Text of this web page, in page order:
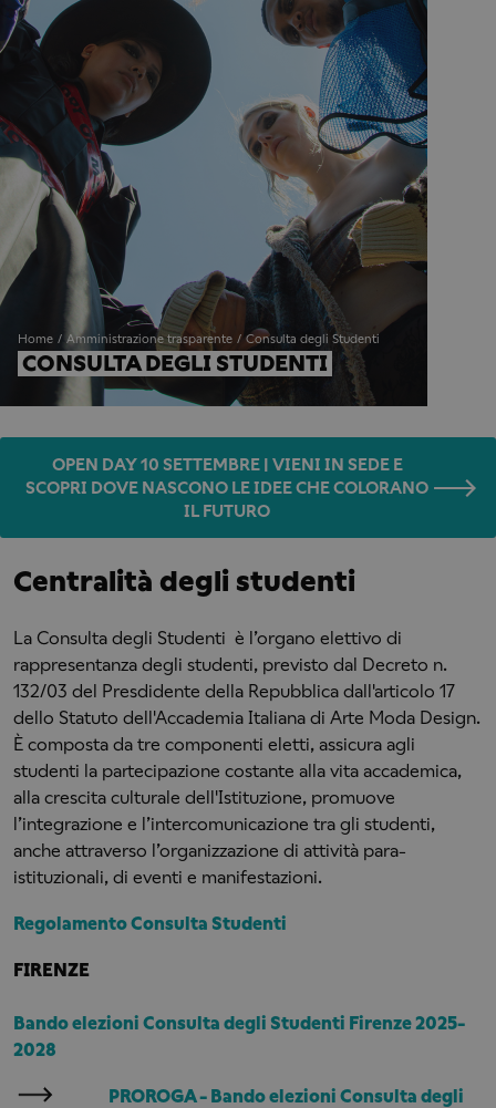
Home Amministrazione trasparente Consulta degli Studenti
CONSULTA DEGLI STUDENTI
OPEN DAY 10 SETTEMBRE | VIENI IN SEDE E
SCOPRI DOVE NASCONO LE IDEE CHE COLORANO
IL FUTURO
Centralità degli studenti
La Consulta degli Studenti è l’organo elettivo di
rappresentanza degli studenti, previsto dal Decreto n.
132/03 del Presdidente della Repubblica dall'articolo 17
dello Statuto dell'Accademia Italiana di Arte Moda Design.
È composta da tre componenti eletti, assicura agli
studenti la partecipazione costante alla vita accademica,
alla crescita culturale dell'Istituzione, promuove
l’integrazione e l’intercomunicazione tra gli studenti,
anche attraverso l’organizzazione di attività para-
istituzionali, di eventi e manifestazioni.
Regolamento Consulta Studenti
FIRENZE
Bando elezioni Consulta degli Studenti Firenze 2025-
2028
PROROGA - Bando elezioni Consulta degli